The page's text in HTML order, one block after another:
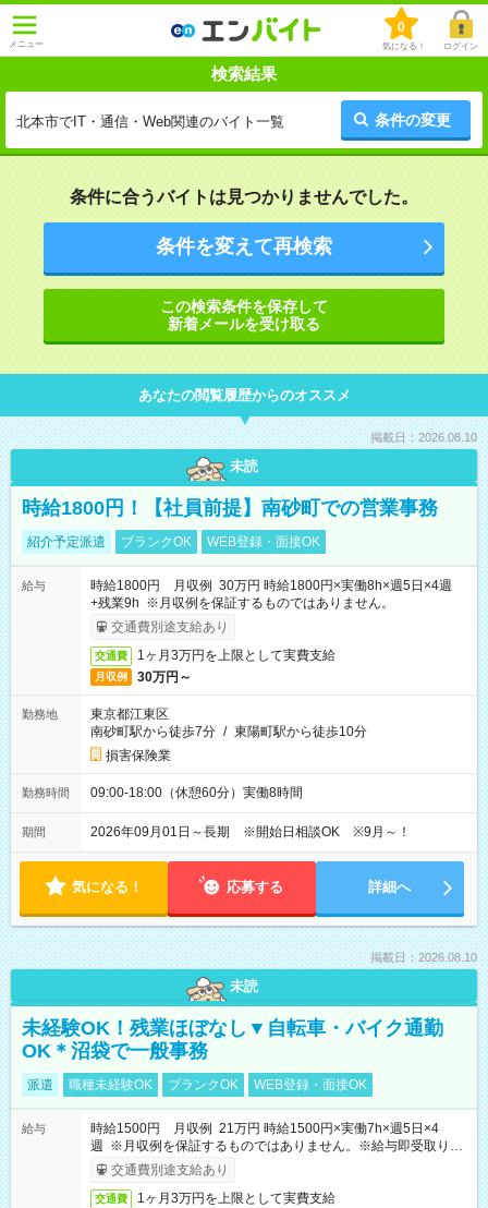
メニュー
0
気になる！ ログイン
検索結果
北本市でIT・通信・Web関連のバイト一覧 条件の変更
条件に合うバイトは見つかりませんでした。
条件を変えて再検索
この検索条件を保存して
新着メールを受け取る
あなたの閲覧履歴からのオススメ
掲載日：2026.08.10
未読
時給1800円！【社員前提】南砂町での営業事務
紹介予定派遣 ブランクOK WEB登録・面接OK
給与
時給1800円 月収例 30万円 時給1800円×実働8h×週5日×4週
+残業9h ※月収例を保証するものではありません。
交通費別途支給あり
交通費 1ヶ月3万円を上限として実費支給
月収例 30万円～
勤務地
東京都江東区
南砂町駅から徒歩7分 / 東陽町駅から徒歩10分
損害保険業
勤務時間 09:00-18:00（休憩60分）実働8時間
期間 2026年09月01日～長期 ※開始日相談OK ※9月～！
気になる！ 応募する 詳細へ
掲載日：2026.08.10
未読
未経験OK！残業ほぼなし▼自転車・バイク通勤
OK＊沼袋で一般事務
派遣 職種未経験OK ブランクOK WEB登録・面接OK
給与
時給1500円 月収例 21万円 時給1500円×実働7h×週5日×4
週 ※月収例を保証するものではありません。※給与即受取りサ
ービス利用可（利用条件有）
交通費別途支給あり
交通費 1ヶ月3万円を上限として実費支給